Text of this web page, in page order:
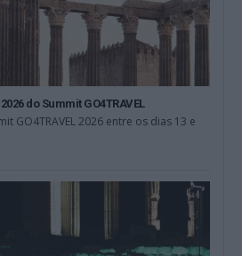
do Summit GO4TRAVEL
GO4TRAVEL 2026 entre os dias 13 e